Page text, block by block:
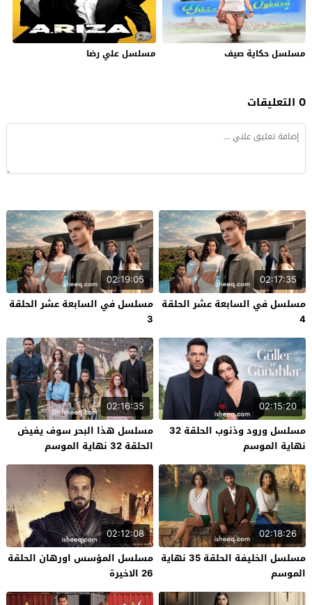
مسلسل حكاية صيف مسلسل علي رضا
0 التعليقات
02:17:35
مسلسل في السابعة عشر الحلقة
4
02:19:05
مسلسل في السابعة عشر الحلقة
3
02:15:20
مسلسل ورود وذنوب الحلقة 32
نهاية الموسم
02:16:35
مسلسل هذا البحر سوف يفيض
الحلقة 32 نهاية الموسم
02:18:26
مسلسل الخليفة الحلقة 35 نهاية
الموسم
02:12:08
مسلسل المؤسس اورهان الحلقة
26 الاخيرة